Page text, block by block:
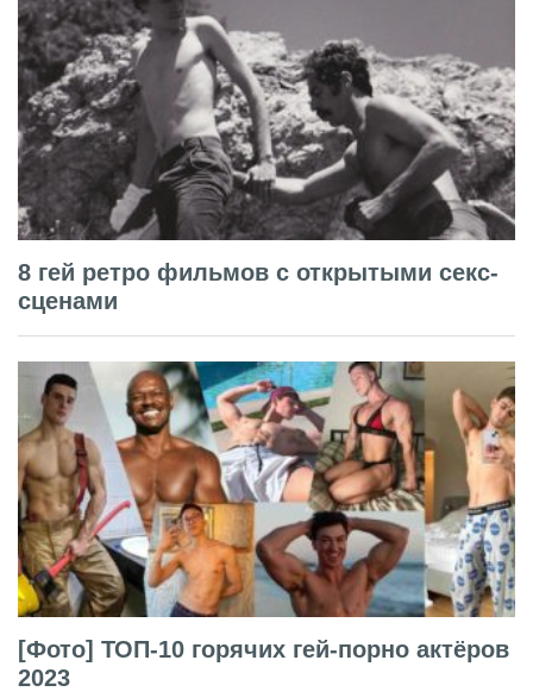
8 гей ретро фильмов с открытыми секс-
сценами
[Фото] ТОП-10 горячих гей-порно актёров
2023